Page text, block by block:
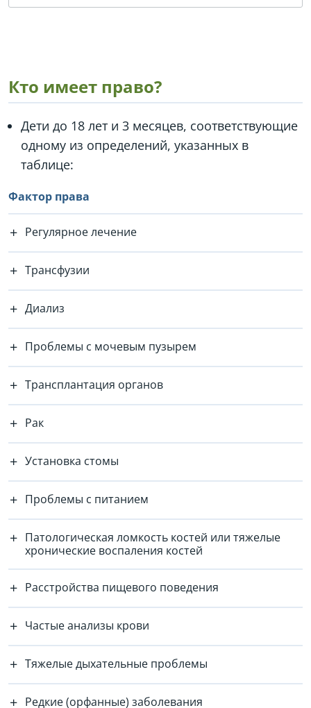
Кто имеет право?
Дети до 18 лет и 3 месяцев, соответствующие
одному из определений, указанных в
таблице:
Фактор права
Регулярное лечение
Трансфузии
Диализ
Проблемы с мочевым пузырем
Трансплантация органов
Рак
Установка стомы
Проблемы с питанием
Патологическая ломкость костей или тяжелые
хронические воспаления костей
Расстройства пищевого поведения
Частые анализы крови
Тяжелые дыхательные проблемы
Редкие (орфанные) заболевания